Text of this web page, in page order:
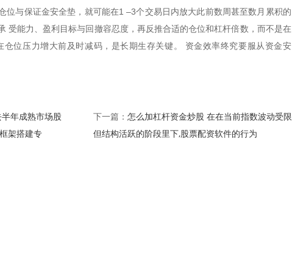
位与保证金安全垫，就可能在1 –3个交易日内放大此前数周甚至数月累积的
受能力、盈利目标与回撤容忍度，再反推合适的仓位和杠杆倍数，而不是在
位压力增大前及时减码，是长期生存关键。 资金效率终究要服从资金安
年成熟市场股
架搭建专
下一篇： 怎么加杠杆资金炒股 在在当前指数波动受限
但结构活跃的阶段里下,股票配资软件的行为